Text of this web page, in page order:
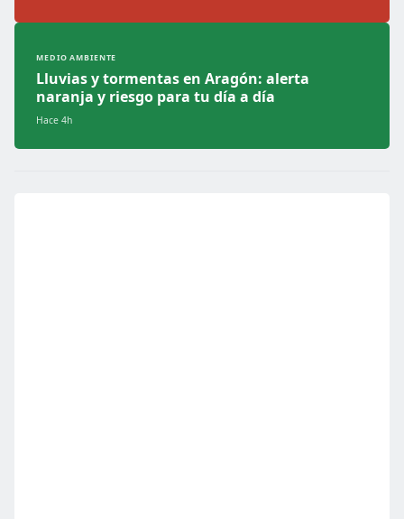
MEDIO AMBIENTE
Lluvias y tormentas en Aragón: alerta
naranja y riesgo para tu día a día
Hace 4h